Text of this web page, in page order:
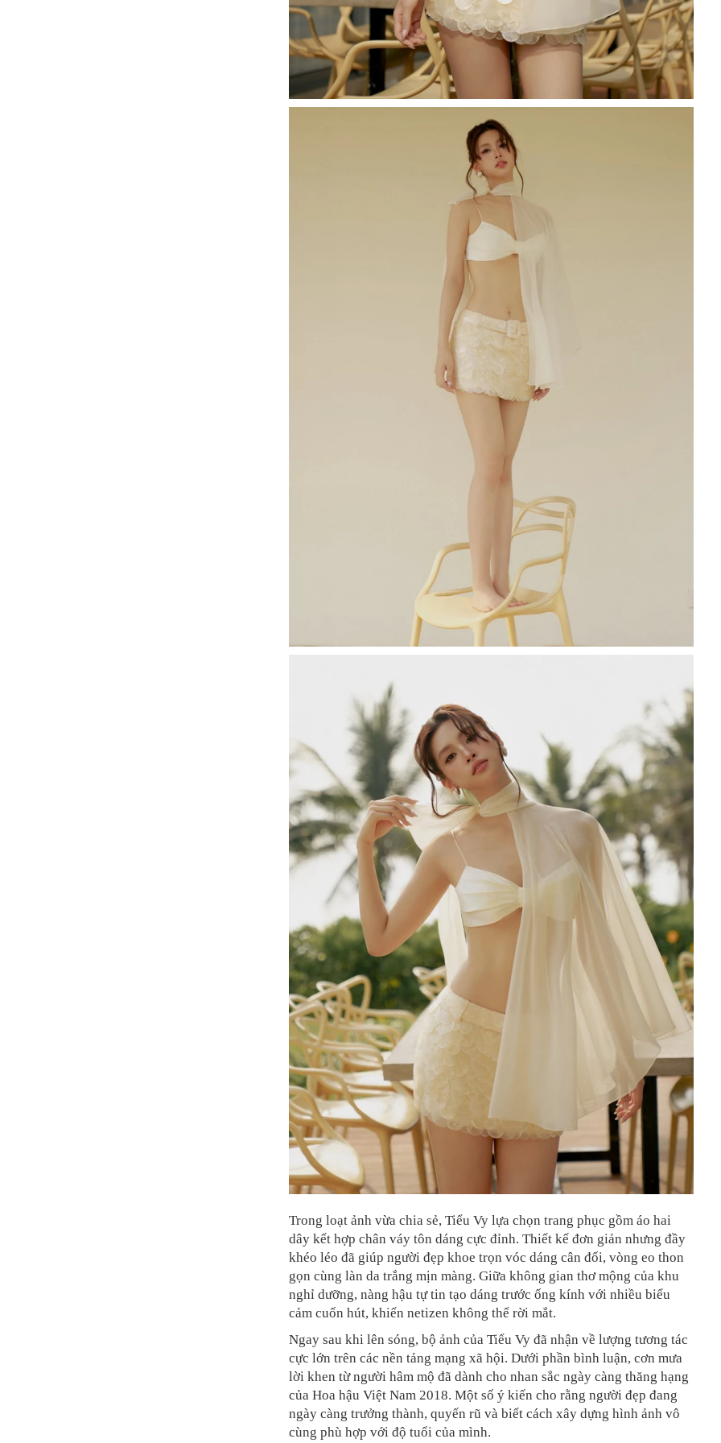
Trong loạt ảnh vừa chia sẻ, Tiểu Vy lựa chọn trang phục gồm áo hai
dây kết hợp chân váy tôn dáng cực đỉnh. Thiết kế đơn giản nhưng đầy
khéo léo đã giúp người đẹp khoe trọn vóc dáng cân đối, vòng eo thon
gọn cùng làn da trắng mịn màng. Giữa không gian thơ mộng của khu
nghỉ dưỡng, nàng hậu tự tin tạo dáng trước ống kính với nhiều biểu
cảm cuốn hút, khiến netizen không thể rời mắt.
Ngay sau khi lên sóng, bộ ảnh của Tiểu Vy đã nhận về lượng tương tác
cực lớn trên các nền tảng mạng xã hội. Dưới phần bình luận, cơn mưa
lời khen từ người hâm mộ đã dành cho nhan sắc ngày càng thăng hạng
của Hoa hậu Việt Nam 2018. Một số ý kiến cho rằng người đẹp đang
ngày càng trưởng thành, quyến rũ và biết cách xây dựng hình ảnh vô
cùng phù hợp với độ tuổi của mình.